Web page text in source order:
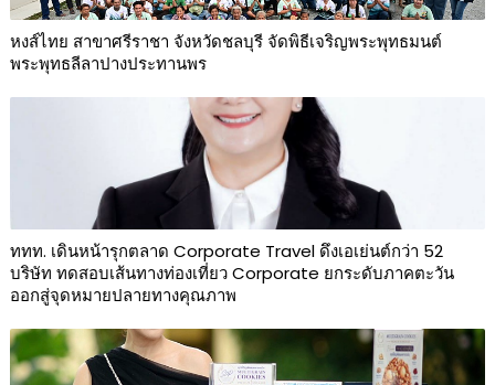
หงส์ไทย สาขาศรีราชา จังหวัดชลบุรี จัดพิธีเจริญพระพุทธมนต์
พระพุทธลีลาปางประทานพร
ททท. เดินหน้ารุกตลาด Corporate Travel ดึงเอเย่นต์กว่า 52
บริษัท ทดสอบเส้นทางท่องเที่ยว Corporate ยกระดับภาคตะวัน
ออกสู่จุดหมายปลายทางคุณภาพ